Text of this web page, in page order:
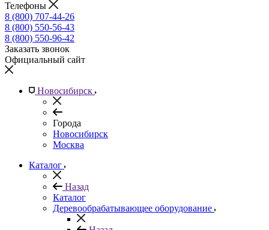
Телефоны
8 (800) 707-44-26
8 (800) 550-56-43
8 (800) 550-96-42
Заказать звонок
Официальный сайт
Новосибирск
Города
Новосибирск
Москва
Каталог
Назад
Каталог
Деревообрабатывающее оборудование